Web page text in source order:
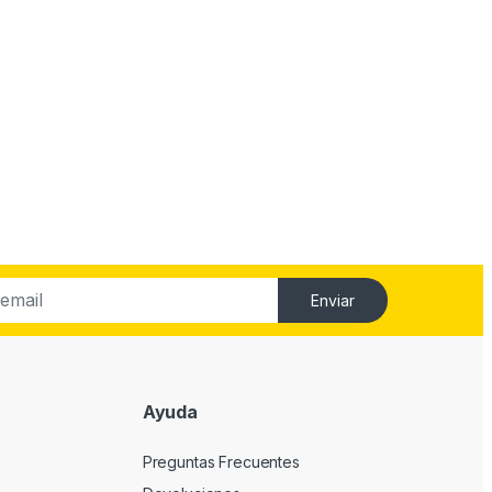
Enviar
Ayuda
Preguntas Frecuentes